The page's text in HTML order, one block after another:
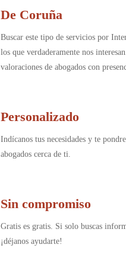
De Coruña
Buscar este tipo de servicios por
los que verdaderamente nos
valoraciones de abogados con
Personalizado
Indícanos tus necesidades y te
abogados cerca de ti.
Sin compromiso
Gratis es gratis. Si solo buscas
¡déjanos ayudarte!